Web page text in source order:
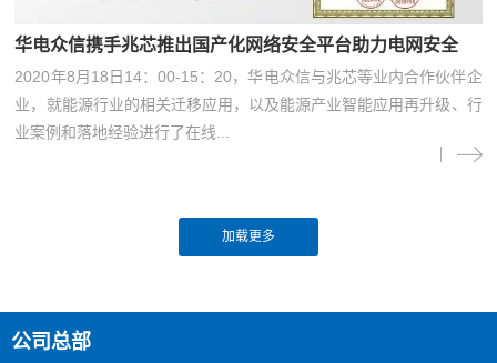
华电众信携手兆芯推出国产化网络安全平台助力电网安全
2020年8月18日14：00-15：20，华电众信与兆芯等业内合作伙伴企
业，就能源行业的相关迁移应用，以及能源产业智能应用再升级、行
业案例和落地经验进行了在线...
公司总部